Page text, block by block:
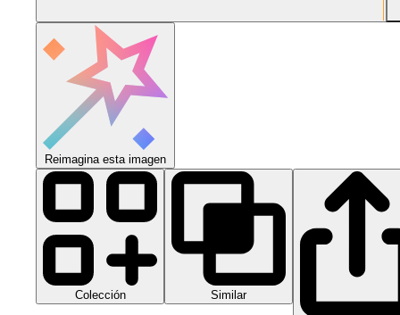
Reimagina esta imagen
Colección Similar